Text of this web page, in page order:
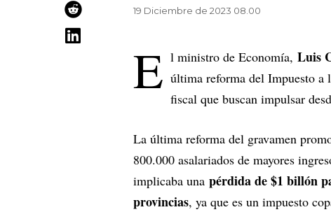
19 Diciembre de 2023 08.00
E l ministro de Economía, Luis
última reforma del Impuesto a
fiscal que buscan impulsar
La última reforma del gravamen
800.000 asalariados de mayores
implicaba una pérdida de $1 billón
provincias, ya que es un impuesto